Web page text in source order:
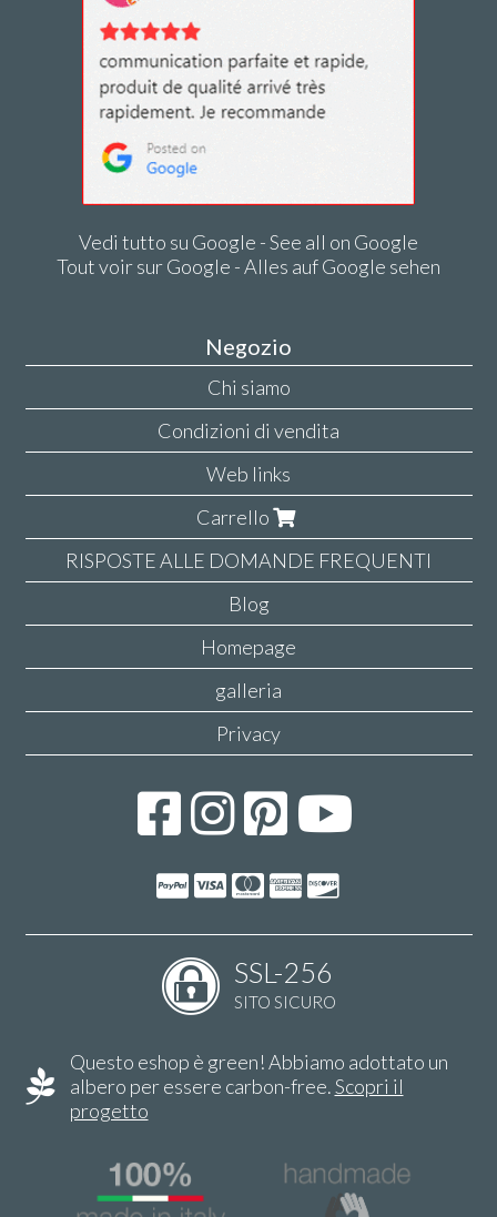
Vedi tutto su Google - See all on Google
Tout voir sur Google - Alles auf Google sehen
Negozio
Chi siamo
Condizioni di vendita
Web links
Carrello
RISPOSTE ALLE DOMANDE FREQUENTI
Blog
Homepage
galleria
Privacy
SSL-256
SITO SICURO
Questo eshop è green! Abbiamo adottato un
albero per essere carbon-free.Scopri il
progetto